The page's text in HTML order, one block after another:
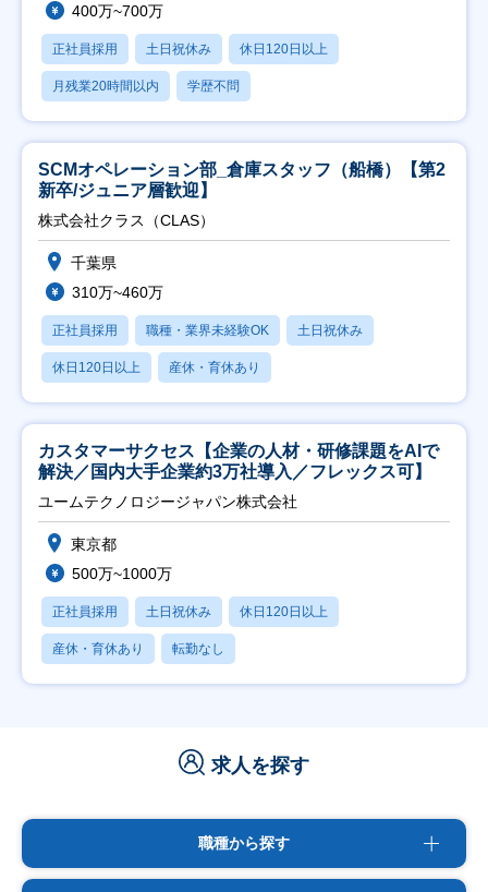
400万~700万
正社員採用 土日祝休み 休日120日以上
月残業20時間以内 学歴不問
SCMオペレーション部_倉庫スタッフ（船橋）【第2
新卒/ジュニア層歓迎】
株式会社クラス（CLAS）
千葉県
310万~460万
正社員採用 職種・業界未経験OK 土日祝休み
休日120日以上 産休・育休あり
カスタマーサクセス【企業の人材・研修課題をAIで
解決／国内大手企業約3万社導入／フレックス可】
ユームテクノロジージャパン株式会社
東京都
500万~1000万
正社員採用 土日祝休み 休日120日以上
産休・育休あり 転勤なし
求人を探す
職種から探す